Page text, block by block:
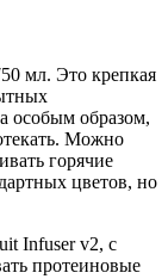
мл. Это крепкая
особым образом,
Можно
горячие
цветов, но
Infuser v2, с
протеиновые